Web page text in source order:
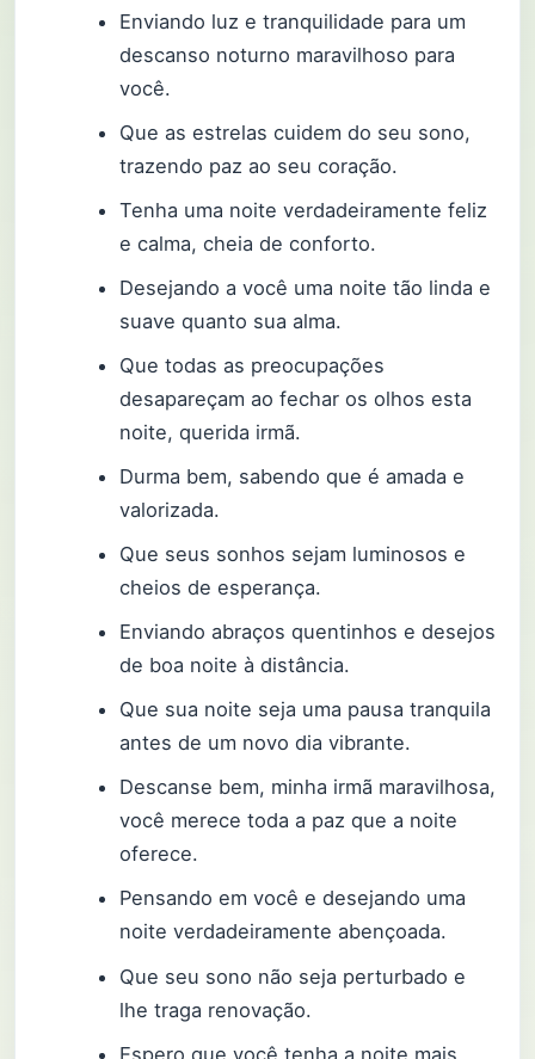
Enviando luz e tranquilidade para um
descanso noturno maravilhoso para
você.
Que as estrelas cuidem do seu sono,
trazendo paz ao seu coração.
Tenha uma noite verdadeiramente feliz
e calma, cheia de conforto.
Desejando a você uma noite tão linda e
suave quanto sua alma.
Que todas as preocupações
desapareçam ao fechar os olhos esta
noite, querida irmã.
Durma bem, sabendo que é amada e
valorizada.
Que seus sonhos sejam luminosos e
cheios de esperança.
Enviando abraços quentinhos e desejos
de boa noite à distância.
Que sua noite seja uma pausa tranquila
antes de um novo dia vibrante.
Descanse bem, minha irmã maravilhosa,
você merece toda a paz que a noite
oferece.
Pensando em você e desejando uma
noite verdadeiramente abençoada.
Que seu sono não seja perturbado e
lhe traga renovação.
Espero que você tenha a noite mais